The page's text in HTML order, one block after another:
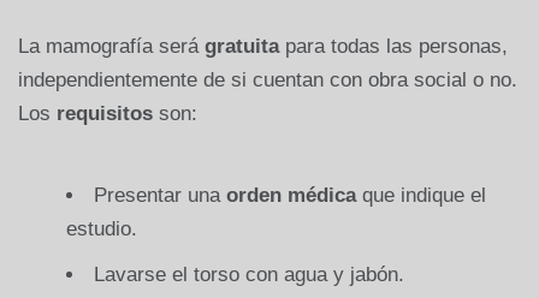
La mamografía será gratuitapara todas las personas,
independientemente de si cuentan con obra social o no.
Los requisitos son:
Presentar una orden médicaque indique el
estudio.
Lavarse el torso con agua y jabón.